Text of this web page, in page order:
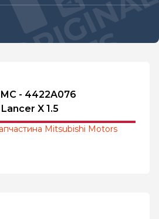
- 4422A076
X 1.5
Mitsubishi Motors